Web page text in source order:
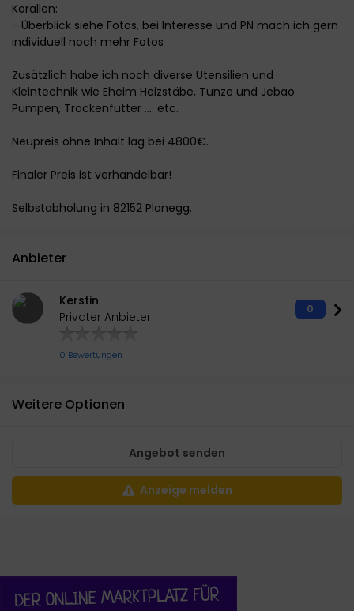
Korallen:
- Überblick siehe Fotos, bei Interesse und PN mach ich gern
individuell noch mehr Fotos
Zusätzlich habe ich noch diverse Utensilien und
Kleintechnik wie Eheim Heizstäbe, Tunze und Jebao
Pumpen, Trockenfutter .... etc.
Neupreis ohne Inhalt lag bei 4800€.
Finaler Preis ist verhandelbar!
Selbstabholung in 82152 Planegg.
Anbieter
Kerstin
Privater Anbieter
0 Bewertungen
0
Weitere Optionen
Angebot senden
Anzeige melden